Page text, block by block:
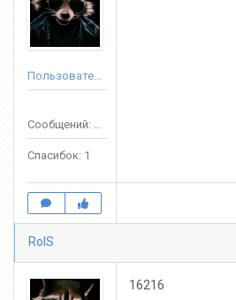
Пользователь
Сообщений: 72
Спасибок: 1
RolS
16216